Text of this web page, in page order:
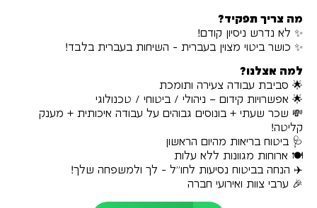
מה צריך תפקיד?
✨ לא נדרש ניסיון קודם!
✨ כושר ביטוי מצוין בעברית - השיחות בעברית בלבד!
למה אצלנו?
🌟 סביבת עבודה צעירה ותומכת
🌟 אפשרויות קידום – ניהולי / ביטוחי / טכנולוגי
💸 שכר שעתי + בונוסים גבוהים על עבודה איכותית + מענק
קליטה!
🩺 ביטוח בריאות מהיום הראשון
🍽 ארוחות מגוונות ללא עלות
✈️ הנחה בביטוח נסיעות לחו״ל - לך ולמשפחה שלך!
🎉 ערבי צוות ואירועי חברה